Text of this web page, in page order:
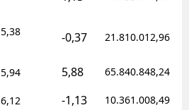
5,38 -0,37 21.810.012,96
5,94 5,88 65.840.848,24
6,12 -1,13 10.361.008,49